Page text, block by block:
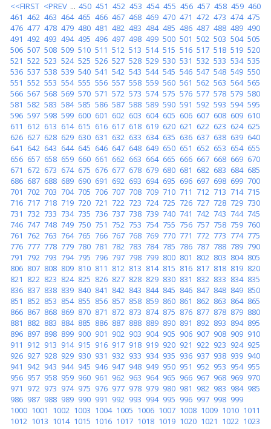
<<FIRST <PREV ... 450 451 452 453 454 455 456 457 458 459 460
461 462 463 464 465 466 467 468 469 470 471 472 473 474 475
476 477 478 479 480 481 482 483 484 485 486 487 488 489 490
491 492 493 494 495 496 497 498 499 500 501 502 503 504 505
506 507 508 509 510 511 512 513 514 515 516 517 518 519 520
521 522 523 524 525 526 527 528 529 530 531 532 533 534 535
536 537 538 539 540 541 542 543 544 545 546 547 548 549 550
551 552 553 554 555 556 557 558 559 560 561 562 563 564 565
566 567 568 569 570 571 572 573 574 575 576 577 578 579 580
581 582 583 584 585 586 587 588 589 590 591 592 593 594 595
596 597 598 599 600 601 602 603 604 605 606 607 608 609 610
611 612 613 614 615 616 617 618 619 620 621 622 623 624 625
626 627 628 629 630 631 632 633 634 635 636 637 638 639 640
641 642 643 644 645 646 647 648 649 650 651 652 653 654 655
656 657 658 659 660 661 662 663 664 665 666 667 668 669 670
671 672 673 674 675 676 677 678 679 680 681 682 683 684 685
686 687 688 689 690 691 692 693 694 695 696 697 698 699 700
701 702 703 704 705 706 707 708 709 710 711 712 713 714 715
716 717 718 719 720 721 722 723 724 725 726 727 728 729 730
731 732 733 734 735 736 737 738 739 740 741 742 743 744 745
746 747 748 749 750 751 752 753 754 755 756 757 758 759 760
761 762 763 764 765 766 767 768 769 770 771 772 773 774 775
776 777 778 779 780 781 782 783 784 785 786 787 788 789 790
791 792 793 794 795 796 797 798 799 800 801 802 803 804 805
806 807 808 809 810 811 812 813 814 815 816 817 818 819 820
821 822 823 824 825 826 827 828 829 830 831 832 833 834 835
836 837 838 839 840 841 842 843 844 845 846 847 848 849 850
851 852 853 854 855 856 857 858 859 860 861 862 863 864 865
866 867 868 869 870 871 872 873 874 875 876 877 878 879 880
881 882 883 884 885 886 887 888 889 890 891 892 893 894 895
896 897 898 899 900 901 902 903 904 905 906 907 908 909 910
911 912 913 914 915 916 917 918 919 920 921 922 923 924 925
926 927 928 929 930 931 932 933 934 935 936 937 938 939 940
941 942 943 944 945 946 947 948 949 950 951 952 953 954 955
956 957 958 959 960 961 962 963 964 965 966 967 968 969 970
971 972 973 974 975 976 977 978 979 980 981 982 983 984 985
986 987 988 989 990 991 992 993 994 995 996 997 998 999
1000 1001 1002 1003 1004 1005 1006 1007 1008 1009 1010 1011
1012 1013 1014 1015 1016 1017 1018 1019 1020 1021 1022 1023